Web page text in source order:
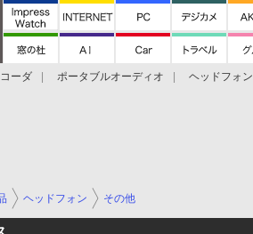
ーダ ポータブルオーディオ ヘッドフォン
ヘッドフォン その他